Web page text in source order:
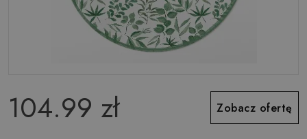
104.99 zł Zobacz ofertę